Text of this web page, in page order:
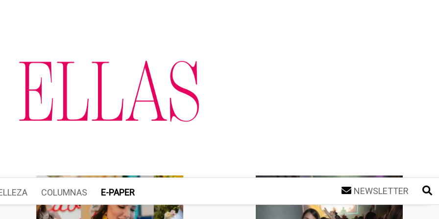
COLUMNAS E-PAPER NEWSLETTER